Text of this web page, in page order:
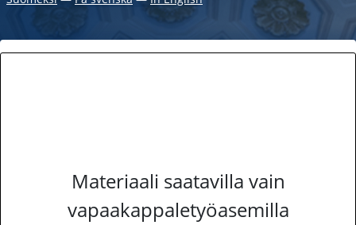
Materiaali saatavilla vain
vapaakappaletyöasemilla